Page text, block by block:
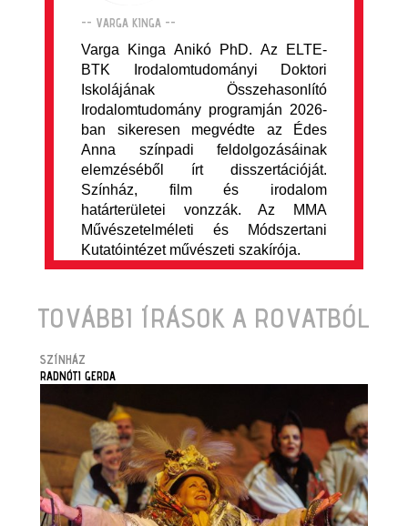
-- VARGA KINGA --
Varga Kinga Anikó PhD. Az ELTE-
BTK Irodalomtudományi Doktori
Iskolájának Összehasonlító
Irodalomtudomány programján 2026-
ban sikeresen megvédte az Édes
Anna színpadi feldolgozásáinak
elemzéséből írt disszertációját.
Színház, film és irodalom
határterületei vonzzák. Az MMA
Művészetelméleti és Módszertani
Kutatóintézet művészeti szakírója.
TOVÁBBI ÍRÁSOK A ROVATBÓL
SZÍNHÁZ
RADNÓTI GERDA